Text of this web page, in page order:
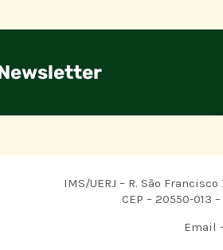
IMS/UERJ – R. São
CEP – 20550-013
Email